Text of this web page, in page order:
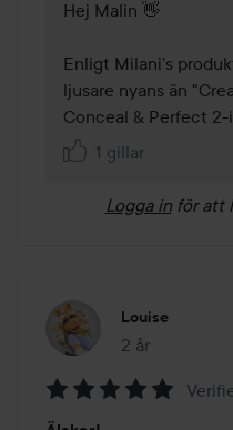
Hej Malin 👋
Enligt Milani's
ljusare nyans än
Conceal & Perfect
1 gillar
Logga in för att
Louise
2 år
Inlägget